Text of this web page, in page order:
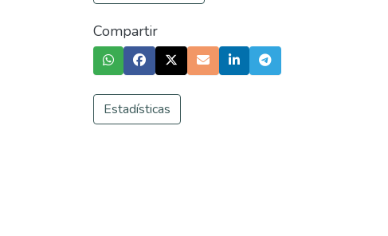
Compartir
Estadísticas